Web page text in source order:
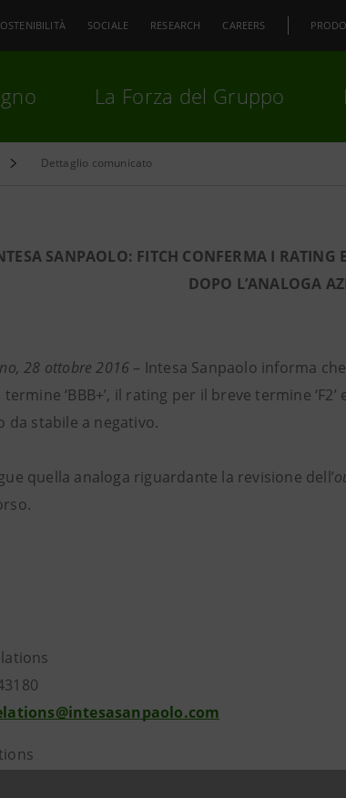
SOCIALE RESEARCH CAREERS
La Forza del Gruppo
Dettaglio comunicato
SANPAOLO: FITCH CONFERMA I RATING
DOPO L’ANALOGA
28 ottobre 2016 – Intesa Sanpaolo informa
‘BBB+’, il rating per il breve termine ‘F2’
da stabile a negativo.
quella analoga riguardante la revisione dell’